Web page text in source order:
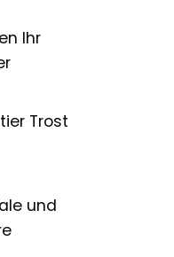
Ihr
Trost
und